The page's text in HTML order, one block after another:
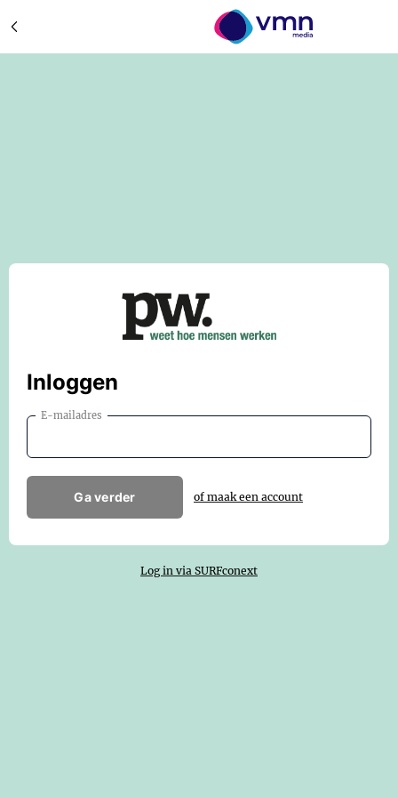
Inloggen
E-mailadres
Ga verder of maak een account
Log in via SURFconext